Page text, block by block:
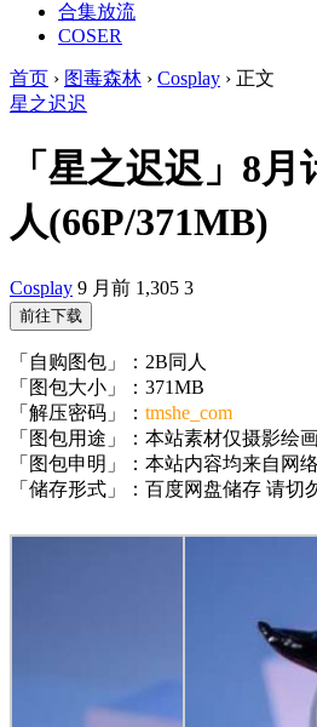
合集放流
COSER
首页 › 图毒森林 › Cosplay › 正文
星之迟迟
「星之迟迟」8月
人(66P/371MB)
Cosplay 9 月前 1,305 3
前往下载
「自购图包」：2B同人
「图包大小」：371MB
「解压密码」： tmshe_com
「图包用途」：本站素材仅摄影绘
「图包申明」：本站内容均来自网
「储存形式」：百度网盘储存 请切